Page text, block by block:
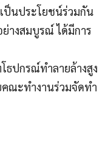
ป็นประโยชน์ร่วมกัน
างสมบูรณ์ ได้มีการ
ธปกรณ์ทำลายล้างสูง
ณะทำงานร่วมจัดทำ